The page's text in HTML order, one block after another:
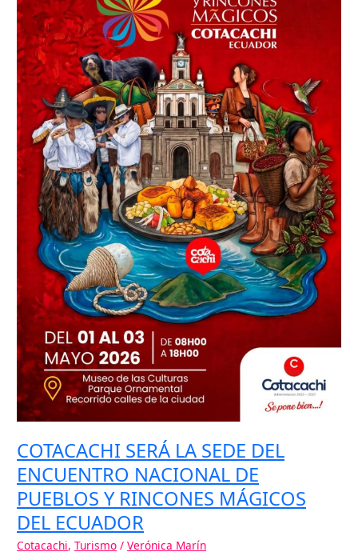
COTACACHI SERÁ LA SEDE DEL
ENCUENTRO NACIONAL DE
PUEBLOS Y RINCONES MÁGICOS
DEL ECUADOR
Cotacachi,Turismo /Verónica Marín
DEL
ENCUENTRO
NACIONAL
DE
PUEBLOS
Y
RINCONES
MÁGICOS
DEL
ECUADOR